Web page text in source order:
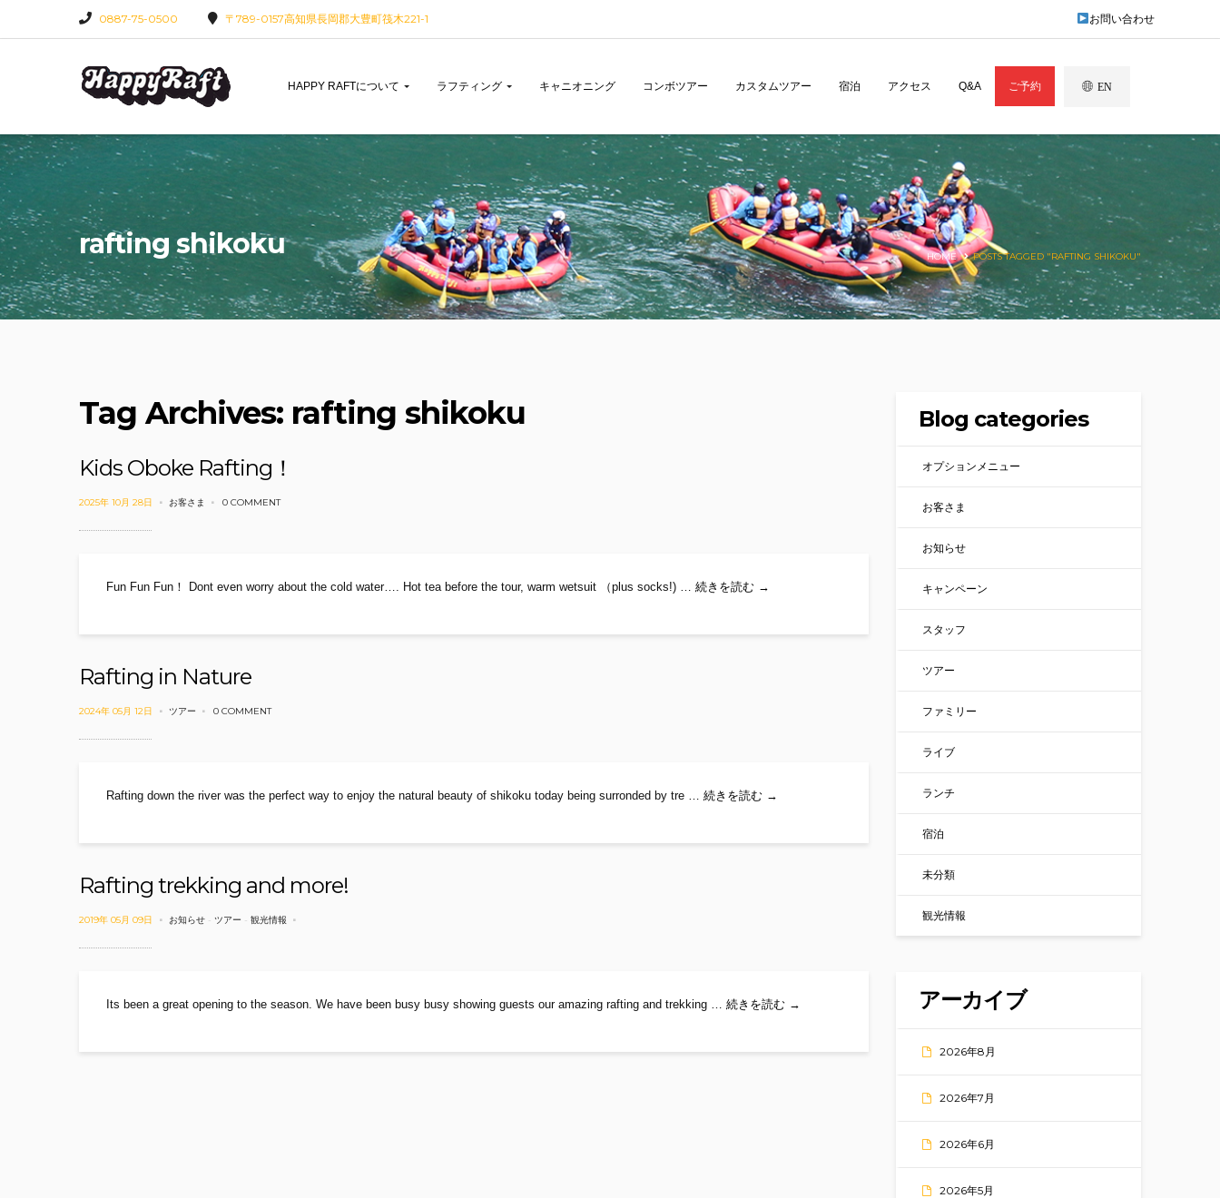
0887-75-0500 〒789-0157高知県長岡郡大豊町筏木221-1 お問い合わせ
HAPPY RAFTについて ラフティング キャニオニング コンボツアー カスタムツアー 宿泊 アクセス Q&A ご予約 EN
rafting shikoku HOME POSTS TAGGED "RAFTING SHIKOKU"
Blog categories
オプションメニュー
お客さま
お知らせ
キャンペーン
スタッフ
ツアー
ファミリー
ライブ
ランチ
宿泊
未分類
観光情報
アーカイブ
2026年8月
2026年7月
2026年6月
2026年5月
Tag Archives: rafting shikoku
Kids Oboke Rafting！
2025年 10月 28日 お客さま 0 COMMENT
Fun Fun Fun！ Dont even worry about the cold water…. Hot tea before the tour, warm wetsuit （plus socks!) … 続きを読む Kids Oboke Rafting！
→
Rafting in Nature
2024年 05月 12日 ツアー 0 COMMENT
Rafting down the river was the perfect way to enjoy the natural beauty of shikoku today being surronded by tre … 続きを読む Rafting in Nature
→
Rafting trekking and more!
2019年 05月 09日 お知らせ - ツアー - 観光情報
Its been a great opening to the season. We have been busy busy showing guests our amazing rafting and trekking … 続きを読む Rafting trekking and more!
→